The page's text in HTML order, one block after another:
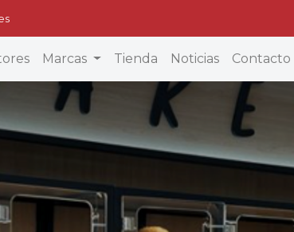
Marcas Tienda Noticias Contacto